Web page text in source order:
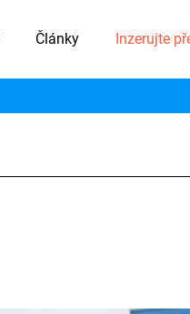
Články Inzerujte